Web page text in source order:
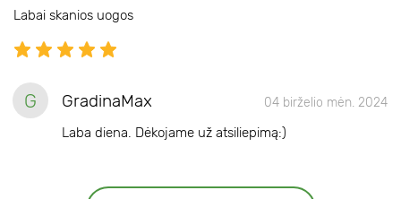
Labai skanios uogos
G GradinaMax 04 birželio mėn. 2024
Laba diena. Dėkojame už atsiliepimą:)